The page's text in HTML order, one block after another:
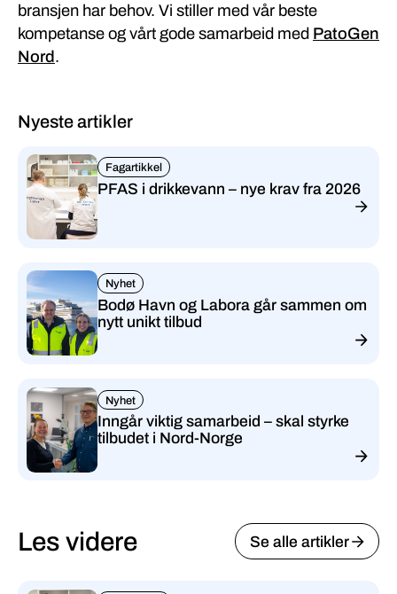
bransjen har behov. Vi stiller med vår beste
kompetanse og vårt gode samarbeid med PatoGen
Nord.
Nyeste artikler
Fagartikkel
PFAS i drikkevann – nye krav fra 2026
Nyhet
Bodø Havn og Labora går sammen om
nytt unikt tilbud
Nyhet
Inngår viktig samarbeid – skal styrke
tilbudet i Nord-Norge
Les videre Se alle artikler